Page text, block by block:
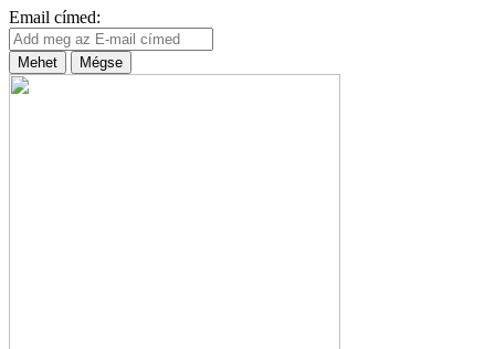
Email címed:
Mehet Mégse